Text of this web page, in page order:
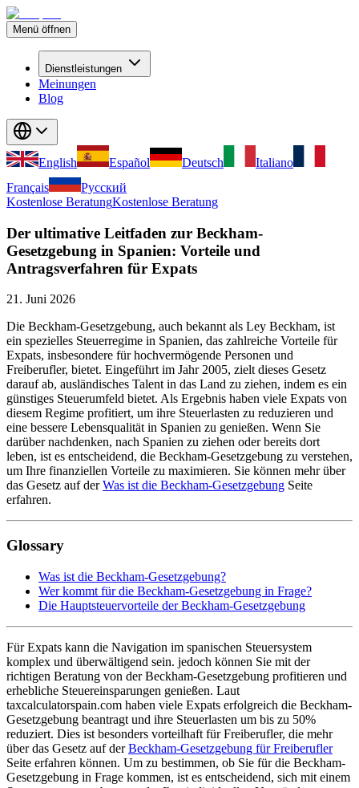
Menü öffnen
Dienstleistungen
Meinungen
Blog
English Español Deutsch
Italiano
Français
Русский
Kostenlose BeratungKostenlose Beratung
Der ultimative Leitfaden zur Beckham-
Gesetzgebung in Spanien: Vorteile und
Antragsverfahren für Expats
21. Juni 2026
Die Beckham-Gesetzgebung, auch bekannt als Ley Beckham, ist
ein spezielles Steuerregime in Spanien, das zahlreiche Vorteile für
Expats, insbesondere für hochvermögende Personen und
Freiberufler, bietet. Eingeführt im Jahr 2005, zielt dieses Gesetz
darauf ab, ausländisches Talent in das Land zu ziehen, indem es ein
günstiges Steuerumfeld bietet. Als Ergebnis haben viele Expats von
diesem Regime profitiert, um ihre Steuerlasten zu reduzieren und
eine bessere Lebensqualität in Spanien zu genießen. Wenn Sie
darüber nachdenken, nach Spanien zu ziehen oder bereits dort
leben, ist es entscheidend, die Beckham-Gesetzgebung zu verstehen,
um Ihre finanziellen Vorteile zu maximieren. Sie können mehr über
das Gesetz auf derWas ist die Beckham-Gesetzgebung Seite
erfahren.
Glossary
Was ist die Beckham-Gesetzgebung?
Wer kommt für die Beckham-Gesetzgebung in Frage?
Die Hauptsteuervorteile der Beckham-Gesetzgebung
Für Expats kann die Navigation im spanischen Steuersystem
komplex und überwältigend sein. jedoch können Sie mit der
richtigen Beratung von der Beckham-Gesetzgebung profitieren und
erhebliche Steuereinsparungen genießen. Laut
taxcalculatorspain.com haben viele Expats erfolgreich die Beckham-
Gesetzgebung beantragt und ihre Steuerlasten um bis zu 50%
reduziert. Dies ist besonders vorteilhaft für Freiberufler, die mehr
über das Gesetz auf derBeckham-Gesetzgebung für Freiberufler
Seite erfahren können. Um zu bestimmen, ob Sie für die Beckham-
Gesetzgebung in Frage kommen, ist es entscheidend, sich mit einem